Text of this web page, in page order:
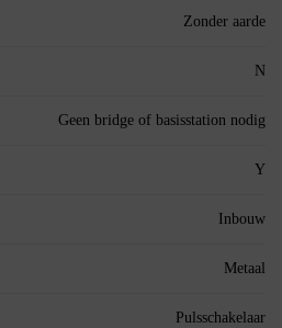
Zonder aarde
N
Geen bridge of basisstation nodig
Y
Inbouw
Metaal
Pulsschakelaar